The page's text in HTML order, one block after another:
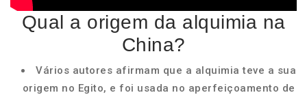
Qual a origem da alquimia na
China?
Vários autores afirmam que a alquimia teve a sua
origem no Egito, e foi usada no aperfeiçoamento de